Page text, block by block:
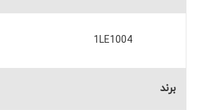
1LE1004
برند